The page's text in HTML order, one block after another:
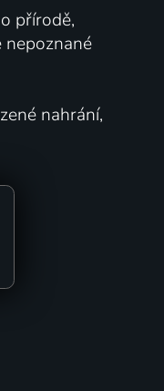
přírodě,
nahrání,